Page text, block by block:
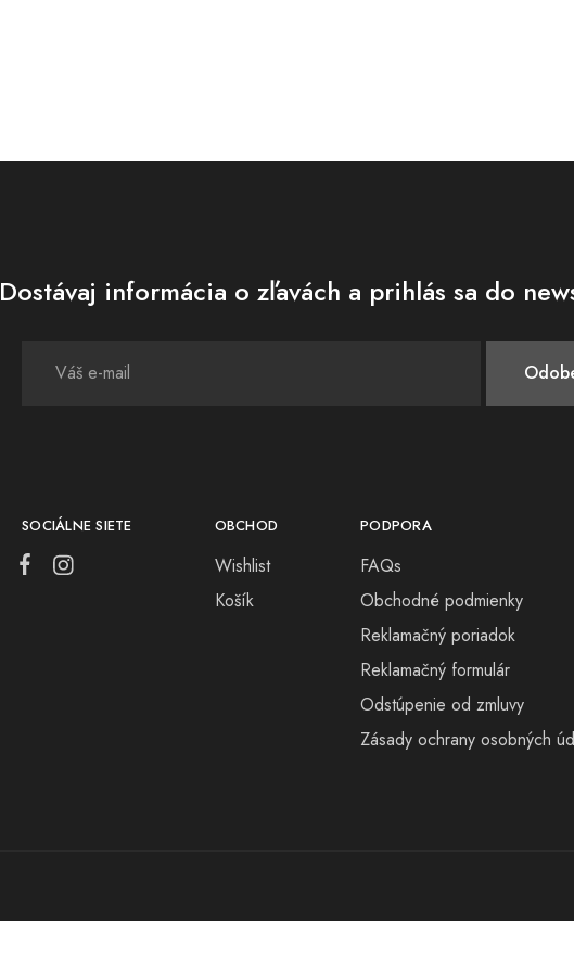
Dostávaj informácia o zľavách a prihlás sa do
SOCIÁLNE SIETE OBCHOD
Wishlist
Košík
PODPORA
FAQs
Obchodné podmienky
Reklamačný poriadok
Reklamačný formulár
Odstúpenie od zmluvy
Zásady ochrany osobných